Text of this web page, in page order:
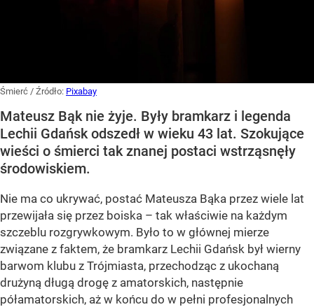
Śmierć / Źródło: Pixabay
Mateusz Bąk nie żyje. Były bramkarz i legenda
Lechii Gdańsk odszedł w wieku 43 lat. Szokujące
wieści o śmierci tak znanej postaci wstrząsnęły
środowiskiem.
Nie ma co ukrywać, postać Mateusza Bąka przez wiele lat
przewijała się przez boiska – tak właściwie na każdym
szczeblu rozgrywkowym. Było to w głównej mierze
związane z faktem, że bramkarz Lechii Gdańsk był wierny
barwom klubu z Trójmiasta, przechodząc z ukochaną
drużyną długą drogę z amatorskich, następnie
półamatorskich, aż w końcu do w pełni profesjonalnych